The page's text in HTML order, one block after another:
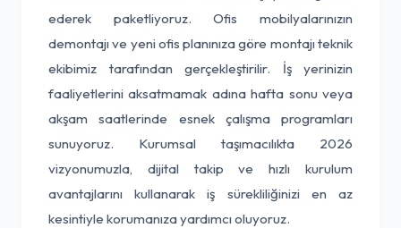
ederek paketliyoruz. Ofis mobilyalarınızın
demontajı ve yeni ofis planınıza göre montajı teknik
ekibimiz tarafından gerçekleştirilir. İş yerinizin
faaliyetlerini aksatmamak adına hafta sonu veya
akşam saatlerinde esnek çalışma programları
sunuyoruz. Kurumsal taşımacılıkta 2026
vizyonumuzla, dijital takip ve hızlı kurulum
avantajlarını kullanarak iş sürekliliğinizi en az
kesintiyle korumanıza yardımcı oluyoruz.